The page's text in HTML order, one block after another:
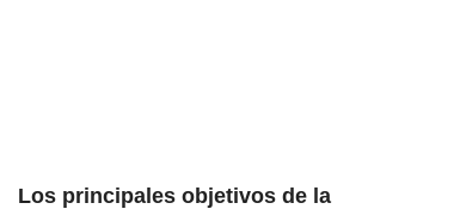
Los principales objetivos de la